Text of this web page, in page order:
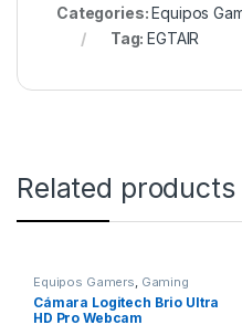
Categories:Equipos
Tag:EGTAIR
Related products
Equipos Gamers, Gaming
Cámara Logitech Brio Ultra
HD Pro Webcam